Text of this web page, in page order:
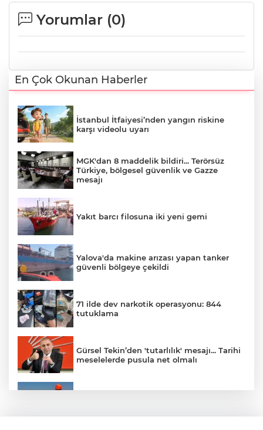
Yorumlar (0)
En Çok Okunan Haberler
İstanbul İtfaiyesi’nden yangın riskine
karşı videolu uyarı
MGK'dan 8 maddelik bildiri... Terörsüz
Türkiye, bölgesel güvenlik ve Gazze
mesajı
Yakıt barcı filosuna iki yeni gemi
Yalova'da makine arızası yapan tanker
güvenli bölgeye çekildi
71 ilde dev narkotik operasyonu: 844
tutuklama
Gürsel Tekin’den 'tutarlılık' mesajı... Tarihi
meselelerde pusula net olmalı